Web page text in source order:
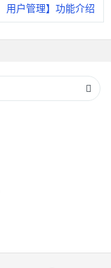
用户管理】功能介绍